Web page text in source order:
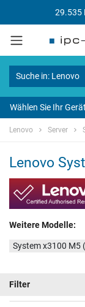
29.535
Suche in: Lenovo
Wählen Sie Ihr Gerät
Lenovo Server
Lenovo
Weitere Modelle:
System x3100 M5
Filter